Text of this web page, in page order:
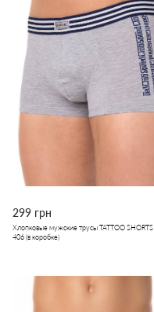
299 грн
Хлопковые мужские трусы TATTOO SHORTS
406 (в коробке)